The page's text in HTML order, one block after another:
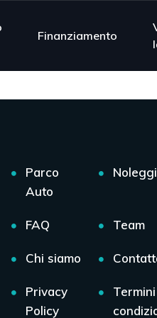
Finanziamento
Parco
Auto
FAQ Team
Chi siamo
Privacy
Policy